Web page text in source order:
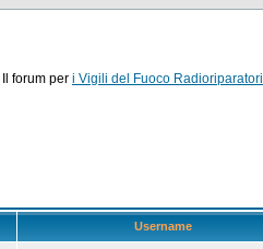
Il forum per i Vigili del Fuoco Radioriparatori
Username